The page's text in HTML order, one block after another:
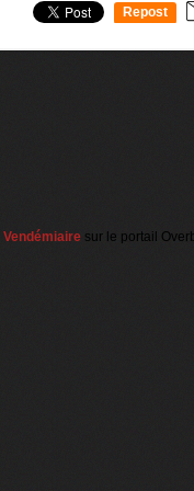
Repost
Vendémiaire sur le portail